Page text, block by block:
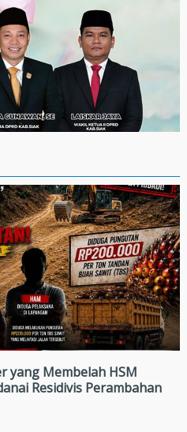
yang Membelah HSM
Residivis Perambahan